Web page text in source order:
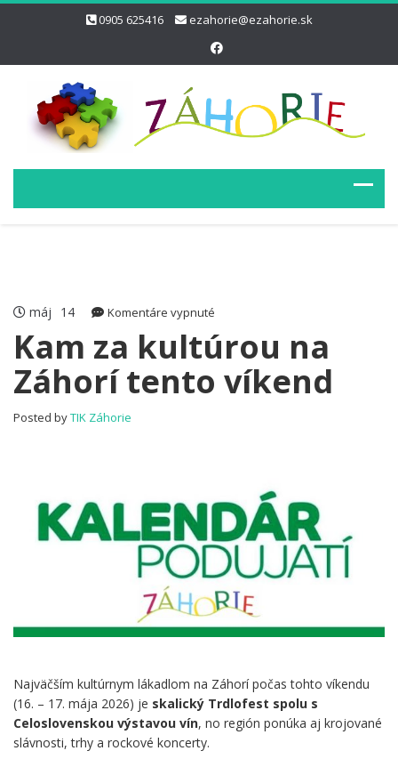
0905 625416 ezahorie@ezahorie.sk
máj 14 Komentáre vypnuté
za
kultúrou
na
Kam za kultúrou na
Záhorí tento víkend
Posted byTIK Záhorie
Najväčším kultúrnym lákadlom na Záhorí počas tohto víkendu
(16. – 17. mája 2026) je skalický Trdlofest spolu s
Celoslovenskou výstavou vín, no región ponúka aj krojované
slávnosti, trhy a rockové koncerty.